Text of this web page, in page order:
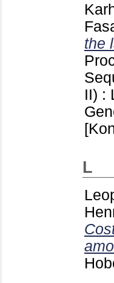
the
II) :
L